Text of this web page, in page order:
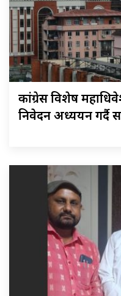
कांग्रेस विशेष
निवेदन अध्ययन गर्दै